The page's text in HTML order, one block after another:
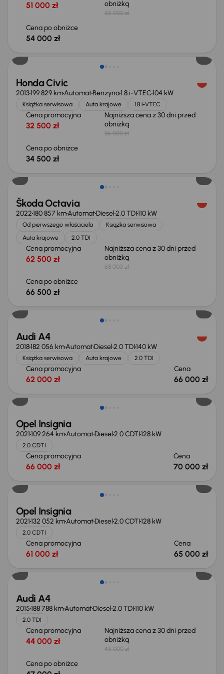
51 000 zł obniżką
55 000 zł
Cena po obniżce
54 000 zł
Taniej o 1 500 zł
Honda Civic
2013199 829 kmAutomatBenzyna1.8 i-VTEC104 kW
Książka serwisowa Auta krajowe 1.8 i-VTEC
Cena promocyjna
32 500 zł
Najniższa cena z 30 dni przed
obniżką
36 000 zł
Cena po obniżce
34 500 zł
Taniej o 1 500 zł
Škoda Octavia
2022180 857 kmAutomatDiesel2.0 TDI110 kW
Od pierwszego właściciela
Książka serwisowa
Auta krajowe
2.0 TDI
Cena promocyjna
62 500 zł
Najniższa cena z 30 dni przed
obniżką
68 000 zł
Cena po obniżce
66 500 zł
Audi A4
2018182 056 kmAutomatDiesel2.0 TDI140 kW
Książka serwisowa Auta krajowe 2.0 TDI
Cena promocyjna
62 000 zł
Cena
66 000 zł
Opel Insignia
2021109 264 kmAutomatDiesel2.0 CDTI128 kW
2.0 CDTI
Cena promocyjna
66 000 zł
Cena
70 000 zł
Opel Insignia
2021132 052 kmAutomatDiesel2.0 CDTI128 kW
2.0 CDTI
Cena promocyjna
61 000 zł
Cena
65 000 zł
Audi A4
2015188 788 kmAutomatDiesel2.0 TDI110 kW
2.0 TDI
Cena promocyjna
44 000 zł
Najniższa cena z 30 dni przed
obniżką
45 000 zł
Cena po obniżce